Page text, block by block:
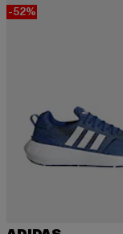
-52%